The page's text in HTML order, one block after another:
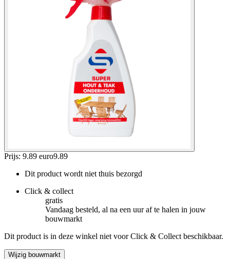
Prijs: 9.89 euro9.89
Dit product wordt niet thuis bezorgd
Click & collect
gratis
Vandaag besteld, al na een uur af te halen in jouw
bouwmarkt
Dit product is in deze winkel niet voor Click & Collect beschikbaar.
Wijzig bouwmarkt